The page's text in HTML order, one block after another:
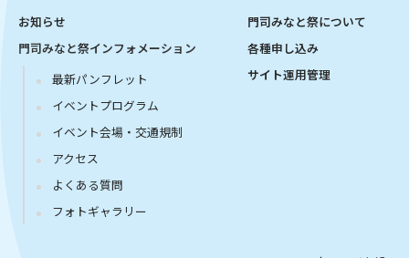
お知らせ
門司みなと祭インフォメーション
最新パンフレット
イベントプログラム
イベント会場・交通規制
アクセス
よくある質問
フォトギャラリー
門司みなと祭について
各種申し込み
サイト運用管理